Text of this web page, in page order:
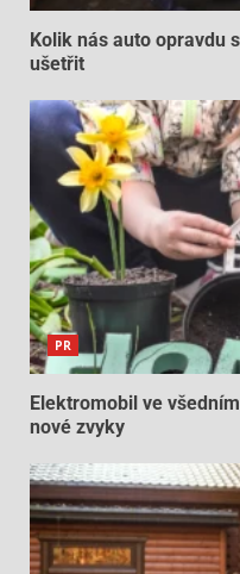
Kolik nás auto opravdu
ušetřit
PR
Elektromobil ve
nové zvyky